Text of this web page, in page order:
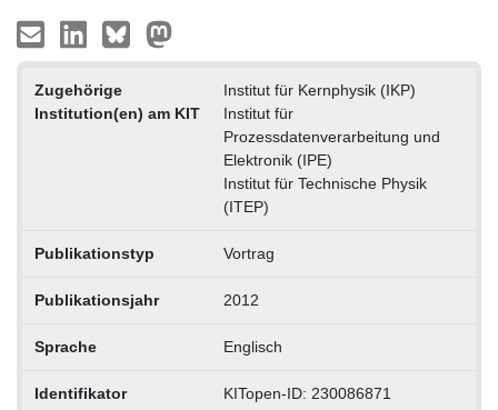
Zugehörige
Institution(en) am KIT
Institut für Kernphysik (IKP)
Institut für
Prozessdatenverarbeitung und
Elektronik (IPE)
Institut für Technische Physik
(ITEP)
Publikationstyp Vortrag
Publikationsjahr 2012
Sprache Englisch
Identifikator KITopen-ID: 230086871